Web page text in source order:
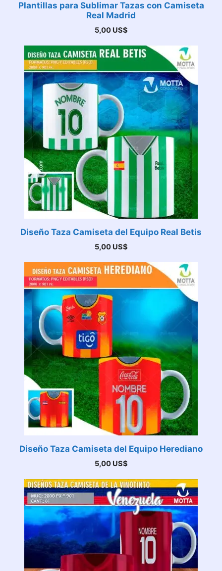
Plantillas para Sublimar Tazas con Camiseta
Real Madrid
5,00 US$
Diseño Taza Camiseta del Equipo Real Betis
5,00 US$
Diseño Taza Camiseta del Equipo Herediano
5,00 US$